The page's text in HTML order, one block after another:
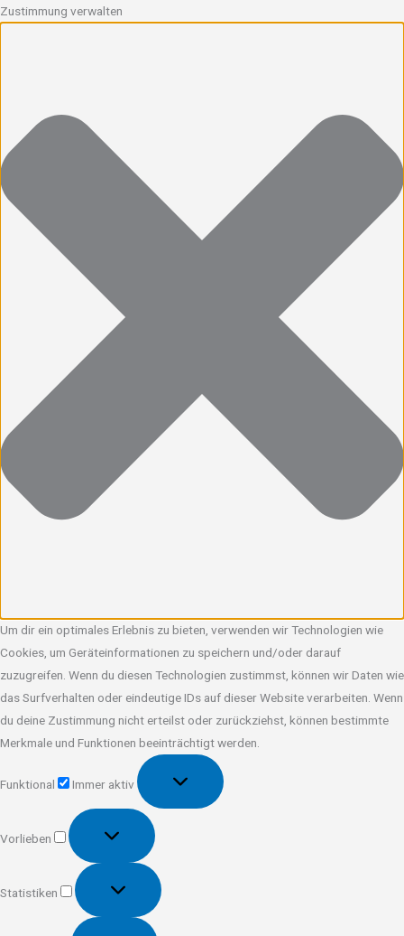
Zustimmung verwalten
Um dir ein optimales Erlebnis zu bieten, verwenden wir Technologien wie
Cookies, um Geräteinformationen zu speichern und/oder darauf
zuzugreifen. Wenn du diesen Technologien zustimmst, können wir Daten wie
das Surfverhalten oder eindeutige IDs auf dieser Website verarbeiten. Wenn
du deine Zustimmung nicht erteilst oder zurückziehst, können bestimmte
Merkmale und Funktionen beeinträchtigt werden.
Funktional
Immer aktiv
Vorlieben
Vorlieben
Statistiken
Statistiken
Marketing